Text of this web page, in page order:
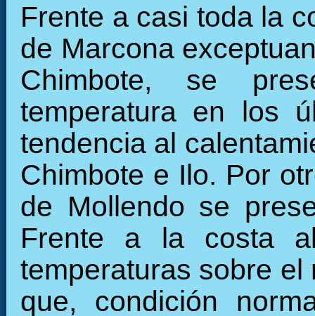
Frente a casi toda la
de Marcona
Chimbote, se
temperatura en los
tendencia al
Chimbote e Ilo. Por
de Mollendo se
Frente a la costa
temperaturas sobre
que, condición